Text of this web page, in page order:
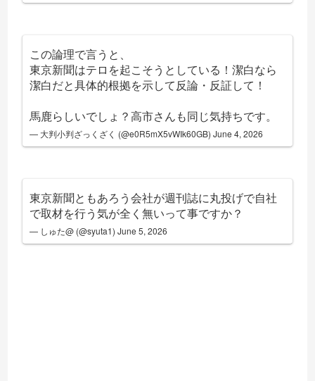
この論理で言うと、
東京新聞はテロを起こそうとしている！潔白なら
潔白だと具体的根拠を示して反論・反証して！
馬鹿らしいでしょ？高市さんも同じ気持ちです。
— 大判小判ざっくざく (@e0R5mX5vWIk60GB)June 4, 2026
東京新聞ともあろう会社が週刊誌に丸投げで自社
で取材を行う気が全く無いって事ですか？
— しゅた@ (@syuta1)June 5, 2026